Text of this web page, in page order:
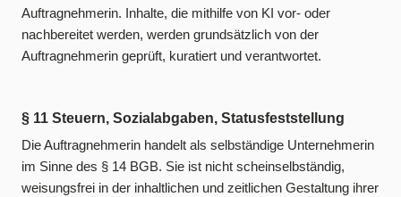
Auftragnehmerin. Inhalte, die mithilfe von KI vor- oder
nachbereitet werden, werden grundsätzlich von der
Auftragnehmerin geprüft, kuratiert und verantwortet.
§ 11 Steuern, Sozialabgaben, Statusfeststellung
Die Auftragnehmerin handelt als selbständige Unternehmerin
im Sinne des § 14 BGB. Sie ist nicht scheinselbständig,
weisungsfrei in der inhaltlichen und zeitlichen Gestaltung ihrer